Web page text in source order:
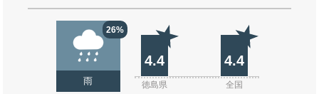
26%
雨
4.4 4.4
徳島県 全国